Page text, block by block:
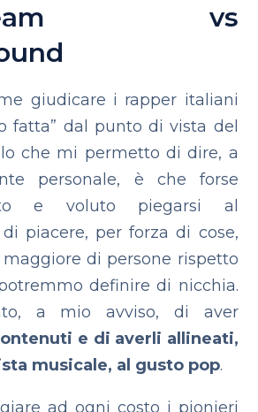
vs
giudicare i rapper italiani
fatta” dal punto di vista del
che mi permetto di dire, a
personale, è che forse
e voluto piegarsi al
piacere, per forza di cose,
di persone rispetto
definire di nicchia.
a mio avviso, di aver
e di averli allineati,
musicale, al gusto pop.
ad ogni costo i pionieri